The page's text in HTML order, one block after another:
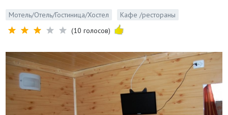
Мотель/Отель/Гостиница/Хостел
Кафе /рестораны
(10 голосов)